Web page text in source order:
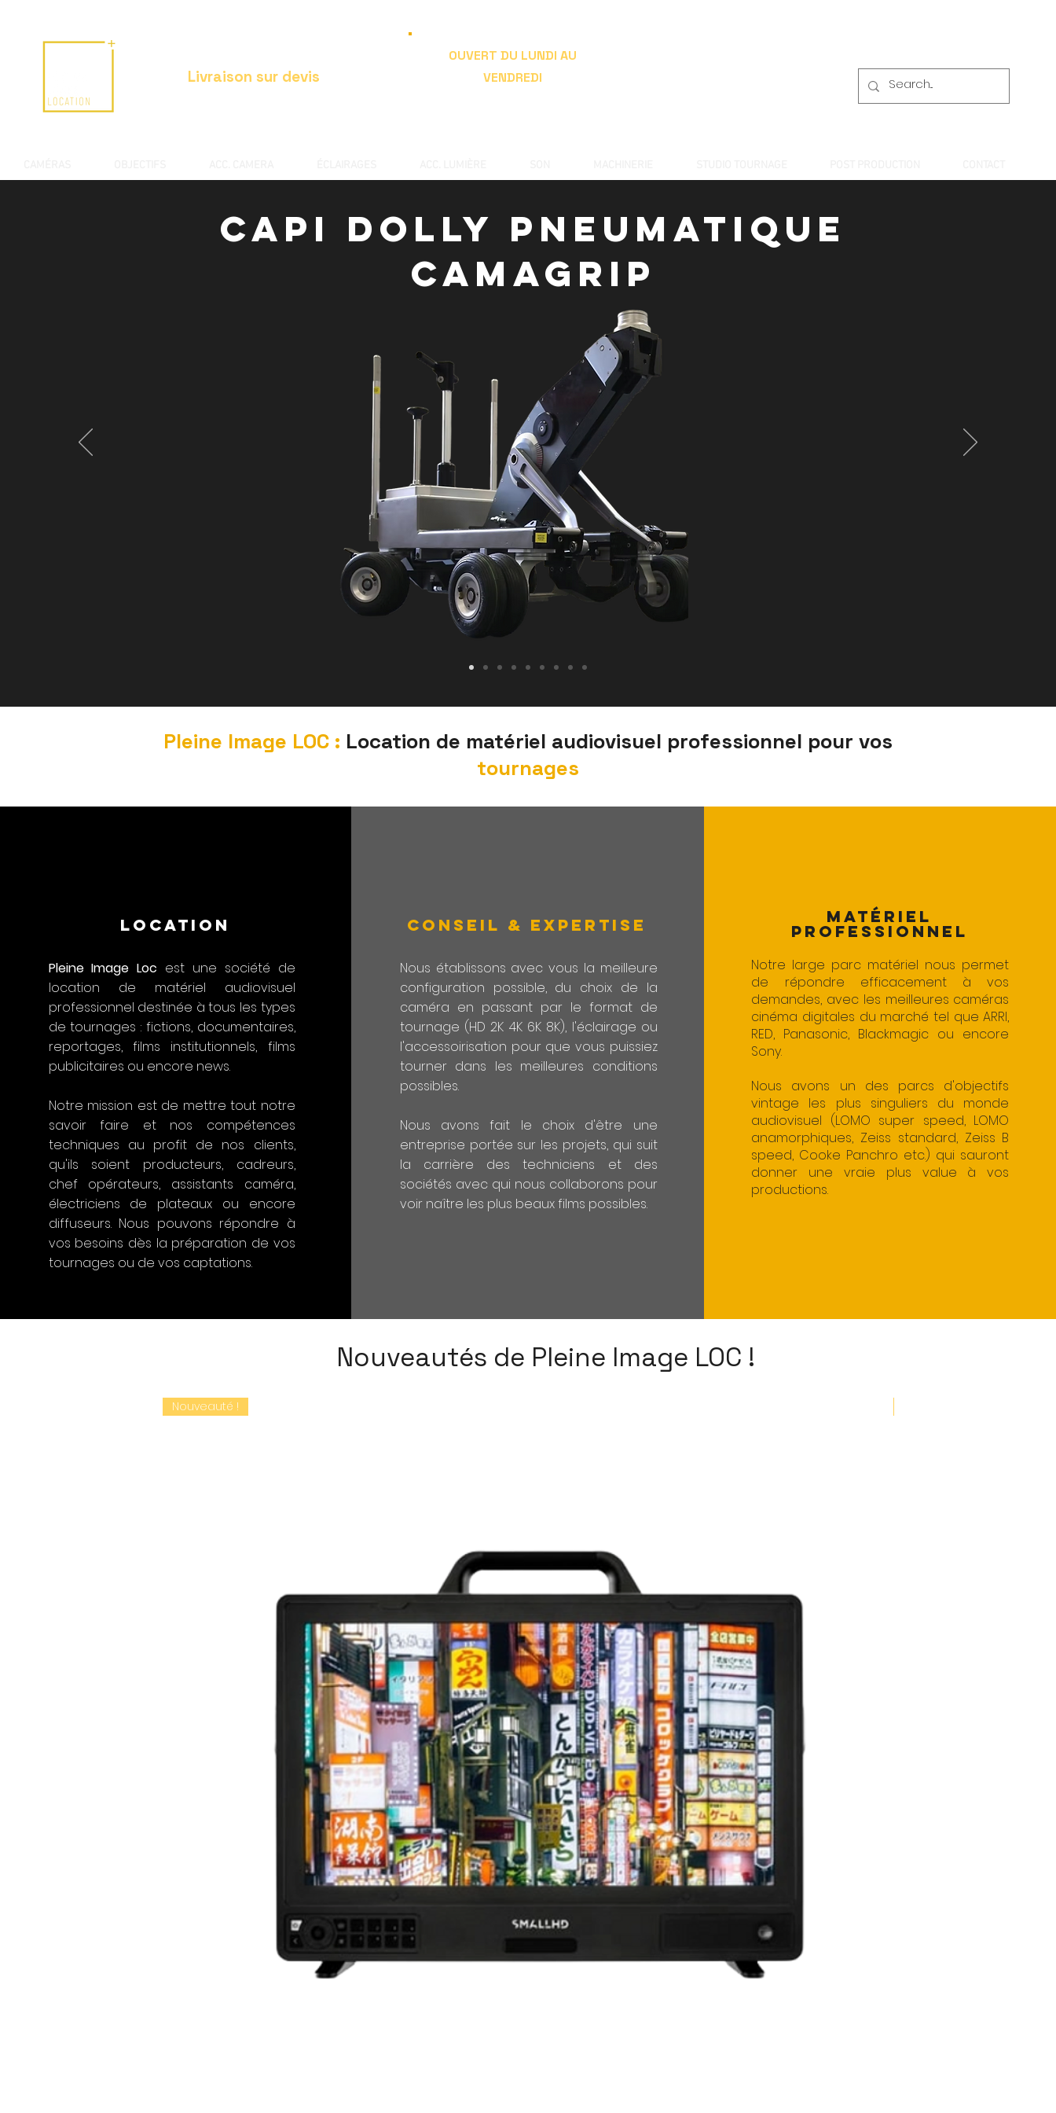
Livraison sur devis
OUVERT DU LUNDI AU
VENDREDI
Capi Dolly Pneumatique
Camagrip
Pleine Image LOC : Location de matériel audiovisuel professionnel pour vos
tournages
LOCATION
Pleine Image Loc est une société de
location de matériel audiovisuel
professionnel destinée à tous les types
de tournages : fictions, documentaires,
reportages, films institutionnels, films
publicitaires ou encore news.
Notre mission est de mettre tout notre
savoir faire et nos compétences
techniques au profit de nos clients,
qu'ils soient producteurs, cadreurs,
chef opérateurs, assistants caméra,
électriciens de plateaux ou encore
diffuseurs. Nous pouvons répondre à
vos besoins dès la préparation de vos
tournages ou de vos captations.
CONSEIL & expertise
Nous établissons avec vous la meilleure
configuration possible, du choix de la
caméra en passant par le format de
tournage (HD 2K 4K 6K 8K), l'éclairage ou
l'accessoirisation pour que vous puissiez
tourner dans les meilleures conditions
possibles.
​Nous avons fait le choix d'être une
entreprise portée sur les projets, qui suit
la carrière des techniciens et des
sociétés avec qui nous collaborons pour
voir naître les plus beaux films possibles.
MATÉRIEL
PROFESSIONNEL
Notre large parc matériel nous permet
de répondre efficacement à vos
demandes, avec les meilleures caméras
cinéma digitales du marché tel queARRI,
RED, Panasonic, Blackmagic ou encore
Sony.
Nous avons un des parcs d'objectifs
vintage les plus singuliers du monde
audiovisuel (LOMO super speed, LOMO
anamorphiques, Zeiss standard, Zeiss B
speed, Cooke Panchro etc.) qui sauront
donner une vraie plus value à vos
productions.
Nouveautés de Pleine Image LOC !
Nouveauté !